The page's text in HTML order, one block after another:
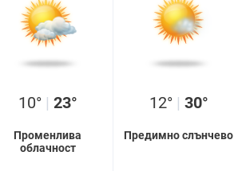
10° | 23°
Променлива
облачност
12° | 30°
Предимно слънчево